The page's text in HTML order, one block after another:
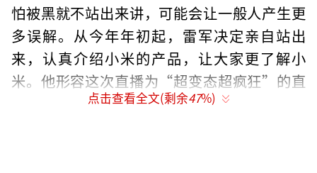
怕被黑就不站出来讲，可能会让一般人产生更
多误解。从今年年初起，雷军决定亲自站出
来，认真介绍小米的产品，让大家更了解小
米。他形容这次直播为“超变态超疯狂”的直
点击查看全文(剩余47%)